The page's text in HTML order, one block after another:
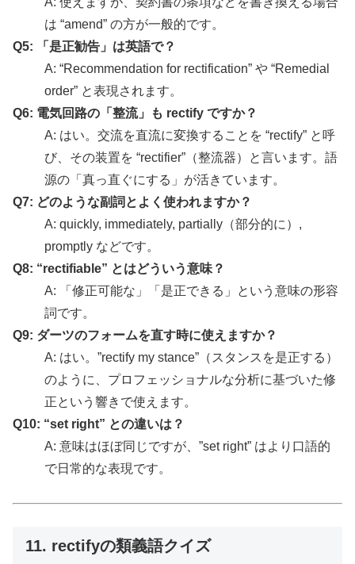
は “amend” の方が一般的です。
Q5: 「是正勧告」は英語で？
A: “Recommendation for rectification” や “Remedial
order” と表現されます。
Q6: 電気回路の「整流」も rectify ですか？
A: はい。交流を直流に変換することを “rectify” と呼
び、その装置を “rectifier”（整流器）と言います。語
源の「真っ直ぐにする」が活きています。
Q7: どのような副詞とよく使われますか？
A: quickly, immediately, partially（部分的に）,
promptly などです。
Q8: “rectifiable” とはどういう意味？
A: 「修正可能な」「是正できる」という意味の形容
詞です。
Q9: ダーツのフォームを直す時に使えますか？
A: はい。”rectify my stance”（スタンスを是正する）
のように、プロフェッショナルな分析に基づいた修
正という響きで使えます。
Q10: “set right” との違いは？
A: 意味はほぼ同じですが、”set right” はより口語的
で日常的な表現です。
11. rectifyの類義語クイズ